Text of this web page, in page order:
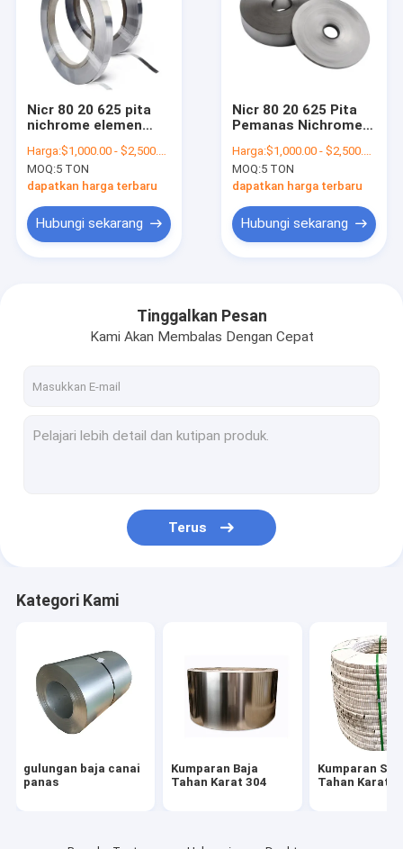
Tentang kami
Tur Pabrik
Berita
kasus
Kumparan Baja Tahan Karat 304
Strip Baja Tahan Karat yang Dipoles
Tabung anil cerah
Pipa Las SS
Strip Baja Tahan Karat
Lembar Baja Tahan Karat
Nicr 80 20 625 pita
nichrome elemen
Harga:$1,000.00 - $2,500.00/Tons
MOQ:5 TON
dapatkan harga terbaru
Hubungi sekarang
Nicr 80 20 625 Pita
Pemanas Nichrome
Harga:$1,000.00 - $2,500.00/Tons
MOQ:5 TON
dapatkan harga terbaru
Hubungi sekarang
Tinggalkan Pesan
Kami Akan Membalas Dengan Cepat
Terus
Kategori Kami
gulungan baja canai
panas
Kumparan Baja
Tahan Karat 304
Kumparan
Tahan Karat